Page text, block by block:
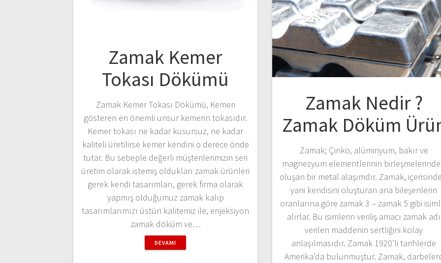
Zamak Kemer
Tokası Dökümü
Zamak Kemer Tokası Dökümü, Kemeri
gösteren en önemli unsur kemerin tokasıdır.
Kemer tokası ne kadar kusursuz, ne kadar
kaliteli üretilirse kemer kendini o derece önde
tutar. Bu sebeple değerli müşterilerimizin seri
üretim olarak istemiş oldukları zamak ürünleri
gerek kendi tasarımları, gerek firma olarak
yapmış olduğumuz zamak kalıp
tasarımlarımızı üstün kalitemiz ile, enjeksiyon
zamak döküm ve…
DEVAMI
Zamak Nedir ?
Zamak Döküm
Zamak; Çinko, alüminyum, bakır ve
magnezyum elementlerinin
oluşan bir metal alaşımdır. Zamak,
yani kendisini oluşturan ana bileşenlerin
oranlarına göre zamak 3 – zamak 5 gibi
alırlar. Bu isimlerin veriliş amacı zamak adı
verilen maddenin sertliğini kolay
anlaşılmasıdır. Zamak 1920’li tarihlerde
Amerika’da bulunmuştur. Zamak,